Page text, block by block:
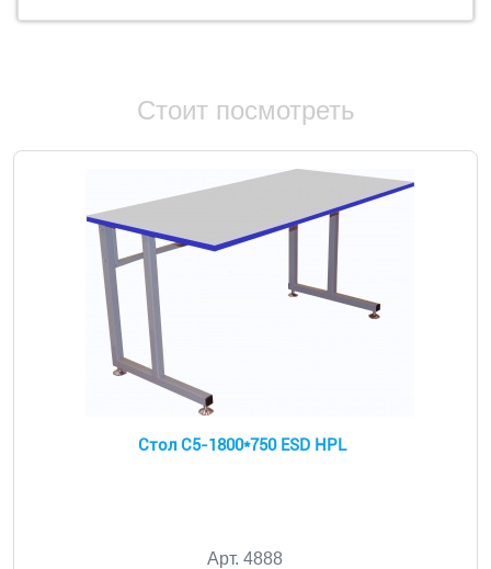
Стоит посмотреть
Стол С5-1800*750 ESD HPL
Арт. 4888